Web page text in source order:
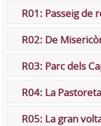
R01: Passeig de
R02: De
R03: Parc dels
R04: La Pastoreta
R05: La gran